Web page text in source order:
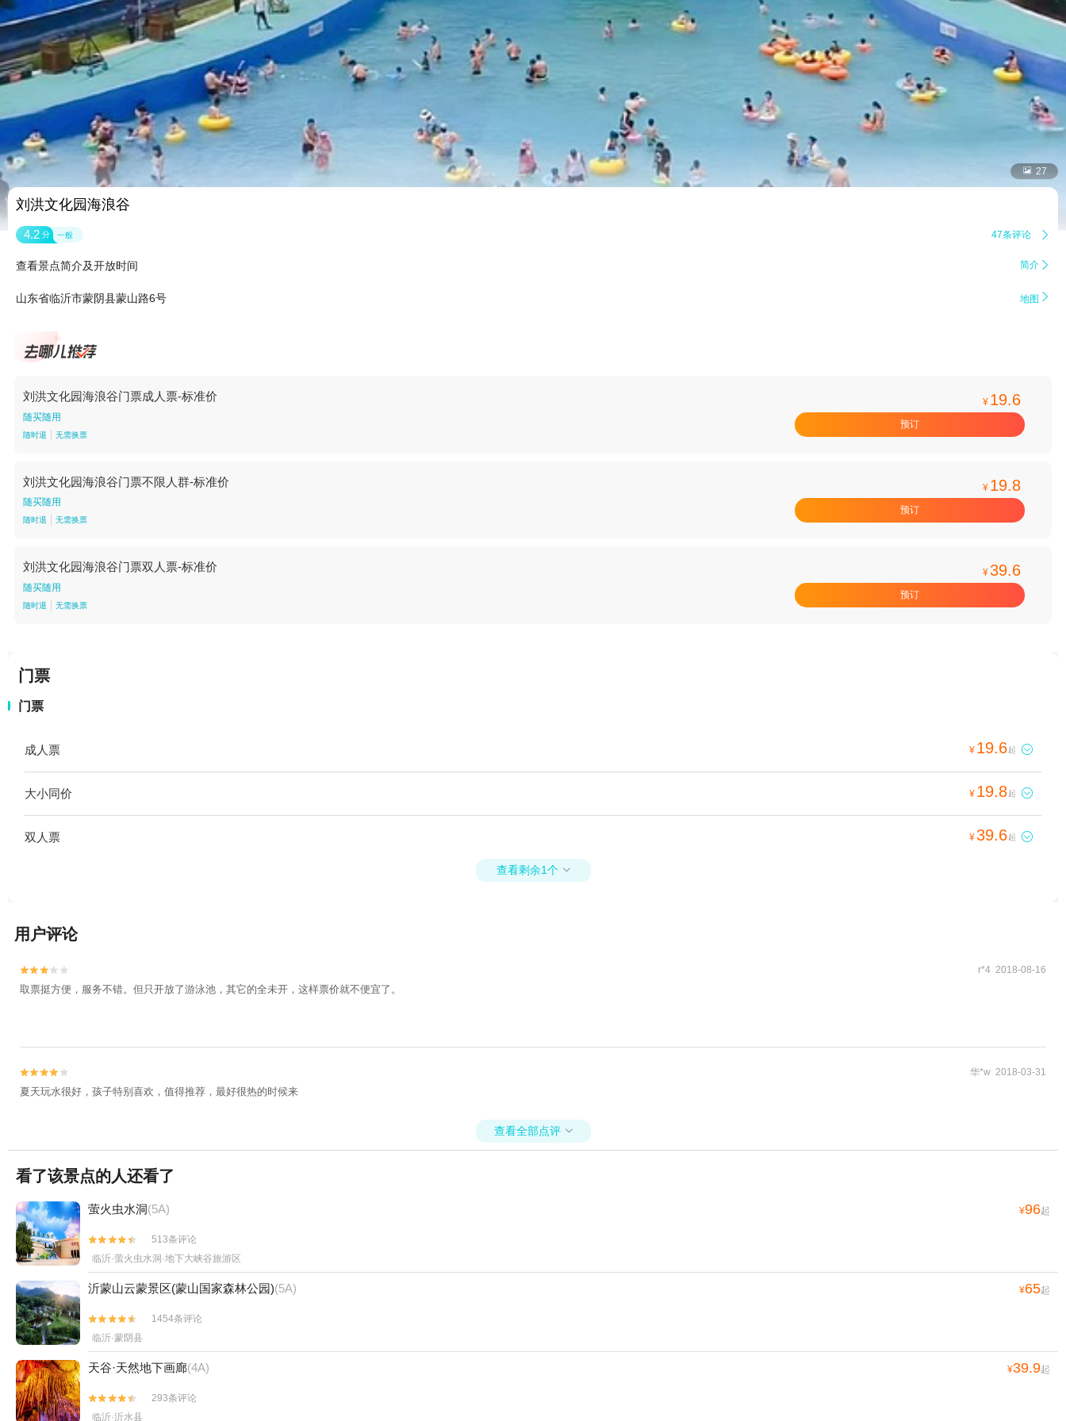
 27
刘洪文化园海浪谷
4.2 分 一般 47条评论 
查看景点简介及开放时间 简介 
山东省临沂市蒙阴县蒙山路6号 地图 
刘洪文化园海浪谷门票成人票-标准价
随买随用
随时退 无需换票
¥ 19.6
预订
刘洪文化园海浪谷门票不限人群-标准价
随买随用
随时退 无需换票
¥ 19.8
预订
刘洪文化园海浪谷门票双人票-标准价
随买随用
随时退 无需换票
¥39.6
预订
门票
门票
成人票 ¥ 19.6起 
大小同价 ¥ 19.8起 
双人票 ¥39.6起 
查看剩余1个 
用户评论

 r*4 2018-08-16
取票挺方便，服务不错。但只开放了游泳池，其它的全未开，这样票价就不便宜了。


夏天玩水很好，孩子特别喜欢，值得推荐，最好很热的时候来
看了该景点的人还看了